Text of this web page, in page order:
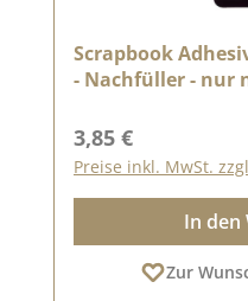
Scrapbook
- Nachfüller - nur
Regulärer Preis:
3,85 €
Preise inkl. MwSt.
In den
Zur